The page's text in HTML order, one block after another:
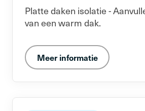
Platte daken isolatie -
van een warm dak.
Meer informatie